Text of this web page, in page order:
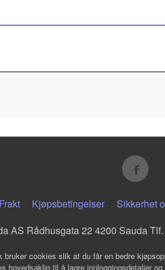
Kjøpsbetingelser Sikkerhet
AS Rådhusgata 22 4200 Sauda Tlf.
bruker cookies slik at du får en bedre
hovedsaklig til å lagre innloggingsdetaljer